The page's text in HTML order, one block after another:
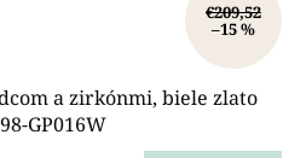
€209,52
–15 %
a zirkónmi, biele zlato
GP016W